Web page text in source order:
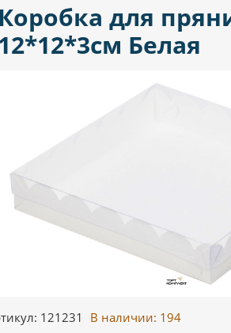
для
Белая
121231 В наличии: 194